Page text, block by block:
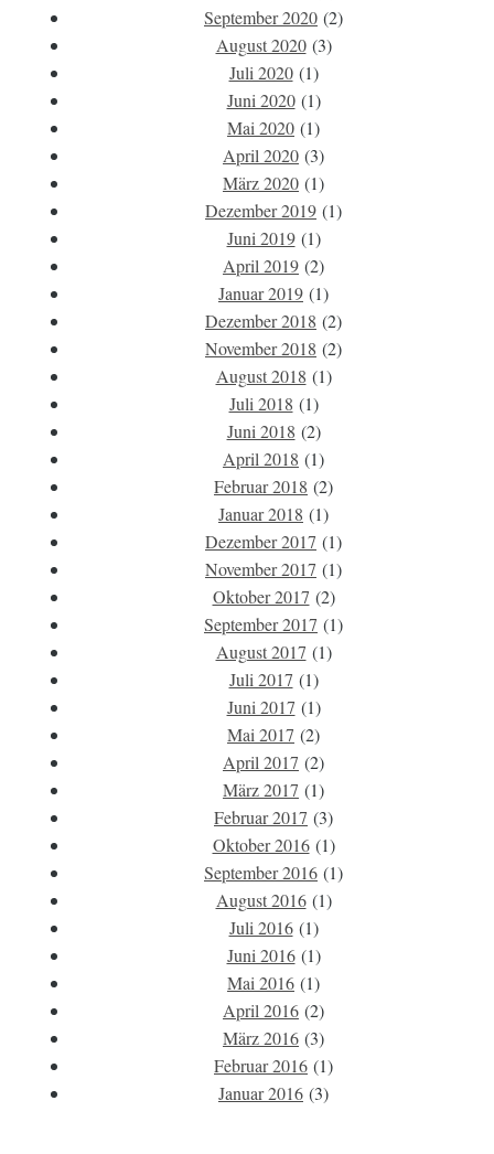
September 2020 (2)
August 2020(3)
Juli 2020(1)
Juni 2020(1)
Mai 2020 (1)
April 2020 (3)
März 2020 (1)
Dezember 2019 (1)
Juni 2019(1)
April 2019 (2)
Januar 2019 (1)
Dezember 2018 (2)
November 2018 (2)
August 2018 (1)
Juli 2018 (1)
Juni 2018 (2)
April 2018 (1)
Februar 2018 (2)
Januar 2018 (1)
Dezember 2017 (1)
November 2017 (1)
Oktober 2017 (2)
September 2017 (1)
August 2017 (1)
Juli 2017 (1)
Juni 2017 (1)
Mai 2017 (2)
April 2017 (2)
März 2017 (1)
Februar 2017 (3)
Oktober 2016(1)
September 2016 (1)
August 2016(1)
Juli 2016(1)
Juni 2016(1)
Mai 2016 (1)
April 2016 (2)
März 2016 (3)
Februar 2016 (1)
Januar 2016 (3)